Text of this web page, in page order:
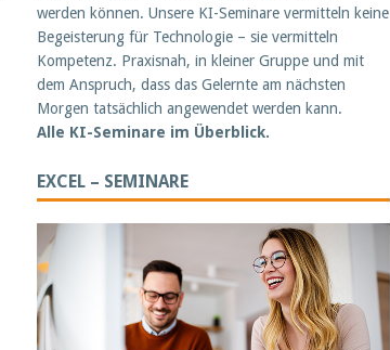
werden können. Unsere KI-Seminare vermitteln keine
Begeisterung für Technologie – sie vermitteln
Kompetenz. Praxisnah, in kleiner Gruppe und mit
dem Anspruch, dass das Gelernte am nächsten
Morgen tatsächlich angewendet werden kann.
Alle KI-Seminare im Überblick.
EXCEL – SEMINARE